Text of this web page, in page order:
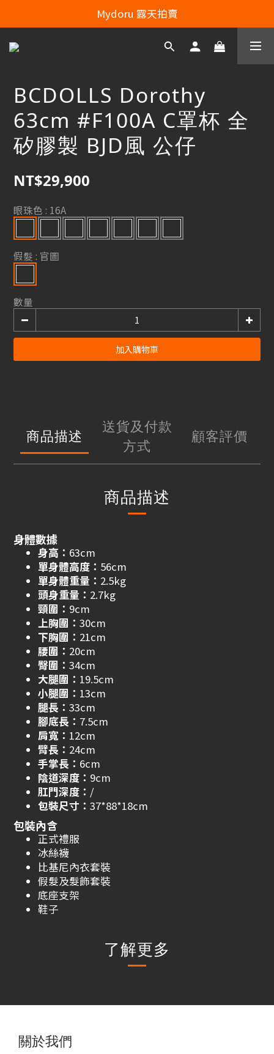
Line：mydoru2020   Line Officiel ：@703feias
Mydoru 露天拍賣
Line：mydoru2020   Line Officiel ：@703feias
BCDOLLS Dorothy
63cm #F100A C罩杯 全
矽膠製 BJD風 公仔
NT$29,900
眼珠色 : 16A
假髮 : 官圖
數量
加入購物車
商品描述
送貨及付款
方式
顧客評價
商品描述
身體數據
身高： 63cm
單身體高度： 56cm
單身體重量： 2.5kg
頭身重量： 2.7kg
頸圍： 9cm
上胸圍： 30cm
下胸圍： 21cm
腰圍： 20cm
臀圍： 34cm
大腿圍： 19.5cm
小腿圍： 13cm
腿長： 33cm
腳底長： 7.5cm
肩寬： 12cm
臂長： 24cm
手掌長： 6cm
陰道深度： 9cm
肛門深度： /
包裝尺寸： 37*88*18cm
包裝內含
正式禮服
冰絲襪
比基尼內衣套裝
假髮及髮飾套裝
底座支架
鞋子
了解更多
關於我們